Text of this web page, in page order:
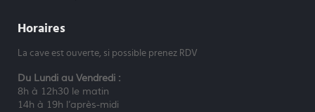
Horaires
La cave est ouverte, si possible prenez RDV
Du Lundi au Vendredi :
8h à 12h30 le matin
14h à 19h l’après-midi